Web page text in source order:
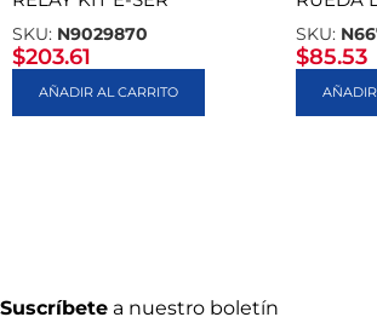
SKU: N9029870
$203.61
AÑADIR AL CARRITO
SKU:
$85.53
Suscríbete a nuestro boletín